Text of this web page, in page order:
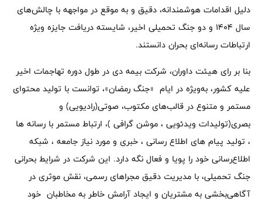
دلیل اقدامات هوشمندانه، دقیق و به موقع در مواجهه با چالش‌های
سال ۱۴۰۴ و دو جنگ تحمیلی اخیر، شایسته دریافت جایزه ویژه
ارتباطات رسانه‌ای بحران دانستند.
بنا بر رای هیئت داوران، شرکت بیمه دی در طول دوره تهاجمات اخیر
علیه کشور، به‌ویژه در ایام «جنگ رمضان»، توانست با تولید محتوای
مستمر و متنوع در قالب‌های مکتوب، صوتی(رادیویی) و
بصری(تولیدات ویدئویی ، موشن گرافی )، ارتباط مستمر با رسانه ها
، تولید پیام های اطلاع رسانی ، خبری و مورد نیاز جامعه ، شبکه
اطلاع‌رسانی خود را پویا و فعال نگه دارد. این شرکت در شرایط بحرانی
جنگ تحمیلی، با مدیریت دقیق مجراهای رسمی، نقش موثری در
آگاهی‌بخشی به مشتریان و ایجاد آرامش خاطر به مخاطبان خود